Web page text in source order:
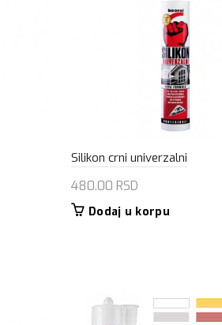
Silikon crni univerzalni
480.00 RSD
Dodaj u korpu